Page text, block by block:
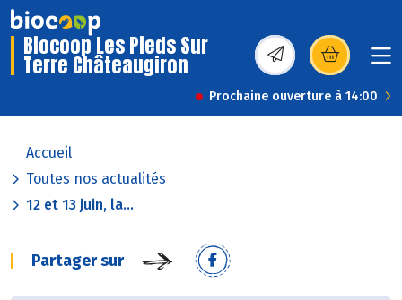
Biocoop Les Pieds Sur
Terre Châteaugiron (s’ouvre dans une
Prochaine ouverture à 14:00
Accueil
Toutes nos actualités
12 et 13 juin, la...
Partager sur